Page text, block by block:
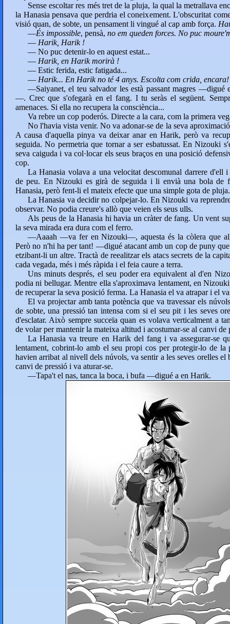
Sense escoltar res més tret de la pluja, la qual la metrallava
la Hanasia pensava que perdria el coneixement. L'obscuritat
visió quan, de sobte, un pensament li vingué al cap amb força.
—És impossible, pensà, no em queden forces. No puc
— Harik, Harik !
— No puc detenir-lo en aquest estat...
— Harik, en Harik morirà !
— Estic ferida, estic fatigada...
— Harik... En Harik no té 4 anys. Escolta com crida,
—Saiyanet, el teu salvador les està passant magres —digué
—. Crec que s'ofegarà en el fang. I tu seràs el següent.
amenaces. Si ella no recupera la consciència...
Va rebre un cop poderós. Directe a la cara, com la primera
No l'havia vista venir. No va adonar-se de la seva
A causa d'aquella pinya va deixar anar en Harik, però va
seguida. No permetria que tornar a ser esbatussat. En Nizouki
seva caiguda i va col·locar els seus braços en una posició
cop.
La Hanasia volava a una velocitat descomunal darrere d'ell i
de peu. En Nizouki es girà de seguida i li envià una bola de
Hanasia, però fent-li el mateix efecte que una simple gota de pluja.
La Hanasia va decidir no colpejar-lo. En Nizouki va
observar. No podia creure's allò que veien els seus ulls.
Als peus de la Hanasia hi havia un cràter de fang. Un vent
la seva mirada era dura com el ferro.
—Aaaah —va fer en Nizouki—, aquesta és la còlera que
Però no n'hi ha per tant! —digué atacant amb un cop de puny
etzibant-li un altre. Tractà de reealitzar els atacs secrets de la
cada vegada, més i més ràpida i el feia caure a terra.
Uns minuts després, el seu poder era equivalent al d'en
podia ni bellugar. Mentre ella s'aproximava lentament, en
de recuperar la seva posició ferma. La Hanasia el va atrapar i el
El va projectar amb tanta potència que va travessar els
de sobte, una pressió tan intensa com si el seu pit i les seves
d'esclatar. Això sempre succeïa quan es volava verticalment a
de volar per mantenir la mateixa altitud i acostumar-se al canvi de
La Hanasia va treure en Harik del fang i va assegurar-se
lentament, cobrint-lo amb el seu propi cos per protegir-lo de la
havien arribat al nivell dels núvols, va sentir a les seves orelles el
canvi de pressió i va aturar-se.
—Tapa't el nas, tanca la boca, i bufa —digué a en Harik.